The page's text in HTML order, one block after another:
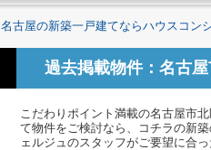
名古屋の新築一戸建てならハウスコン
過去掲載物件：名古
こだわりポイント満載の名古屋市
て物件をご検討なら、コチラの新
ェルジュのスタッフがご要望に合